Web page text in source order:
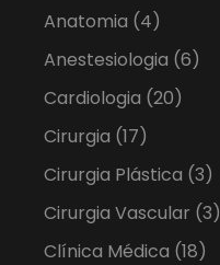
Anatomia (4)
Anestesiologia (6)
Cardiologia (20)
Cirurgia (17)
Cirurgia Plástica (3)
Cirurgia Vascular (3)
Clínica Médica (18)